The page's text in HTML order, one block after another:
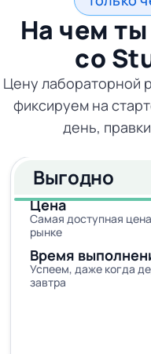
На чем
со
Цену лабораторной
фиксируем на
день,
Выгодно
Цена
Самая доступная
рынке
Время
Успеем, даже когда
завтра